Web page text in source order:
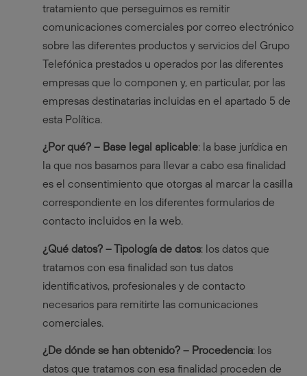
tratamiento que perseguimos es remitir
comunicaciones comerciales por correo electrónico
sobre las diferentes productos y servicios del Grupo
Telefónica prestados u operados por las diferentes
empresas que lo componen y, en particular, por las
empresas destinatarias incluidas en el apartado 5 de
esta Política.
¿Por qué? – Base legal aplicable: la base jurídica en
la que nos basamos para llevar a cabo esa finalidad
es el consentimiento que otorgas al marcar la casilla
correspondiente en los diferentes formularios de
contacto incluidos en la web.
¿Qué datos? – Tipología de datos: los datos que
tratamos con esa finalidad son tus datos
identificativos, profesionales y de contacto
necesarios para remitirte las comunicaciones
comerciales.
¿De dónde se han obtenido? – Procedencia: los
datos que tratamos con esa finalidad proceden de